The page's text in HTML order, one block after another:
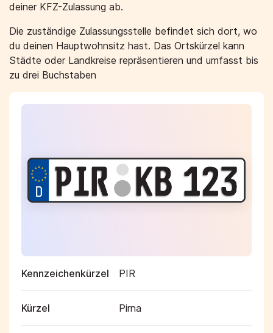
deiner KFZ-Zulassung ab.
Die zuständige Zulassungsstelle befindet sich dort, wo
du deinen Hauptwohnsitz hast. Das Ortskürzel kann
Städte oder Landkreise repräsentieren und umfasst bis
zu drei Buchstaben
Kennzeichenkürzel PIR
Kürzel Pirna